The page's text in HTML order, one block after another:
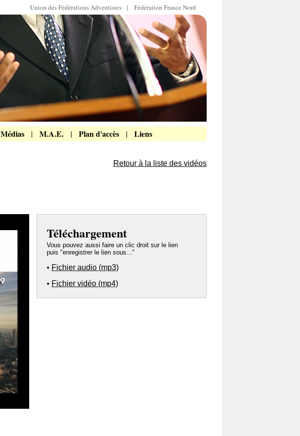
Union des Fédérations Adventistes | Fédération France Nord
Médias| M.A.E.| Plan d'accès| Liens
Retour à la liste des vidéos
Téléchargement
Vous pouvez aussi faire un clic droit sur le lien
puis "enregistrer le lien sous..."
• Fichier audio (mp3)
• Fichier vidéo (mp4)